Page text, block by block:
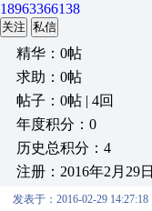
18963366138
关注 私信
精华：0帖
求助：0帖
帖子：0帖 | 4回
年度积分：0
历史总积分：4
注册：2016年2月29日
发表于：2016-02-29 14:27:18